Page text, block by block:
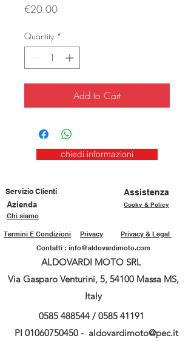
€20.00Price
Quantity *
Add to Cart
chiedi informazioni
Servizio Clienti
Assistenza
Azienda
Cooky & Policy
Chi siamo
Privacy & Legal
Privacy
Termini E Condizioni
Contatti : info@aldovardimoto.com
ALDOVARDI MOTO SRL
Via Gasparo Venturini, 5, 54100 Massa MS,
Italy
0585 488544 / 0585 41191
PI 01060750450 - aldovardimoto@pec.it